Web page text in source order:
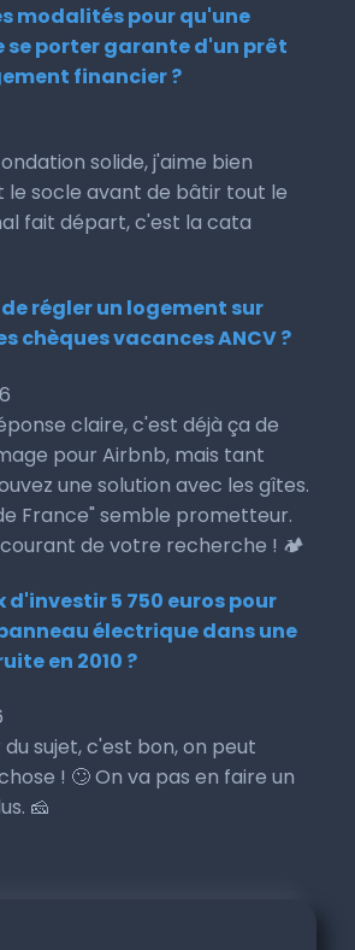
modalités pour qu'une
se porter garante d'un prêt
financier ?
solide, j'aime bien
le socle avant de bâtir tout le
fait départ, c'est la cata
régler un logement sur
chèques vacances ANCV ?
claire, c'est déjà ça de
pour Airbnb, mais tant
une solution avec les gîtes.
France" semble prometteur.
courant de votre recherche ! 🏕️
5 750 euros pour
électrique dans une
en 2010 ?
sujet, c'est bon, on peut
! 🙄 On va pas en faire un
🧀